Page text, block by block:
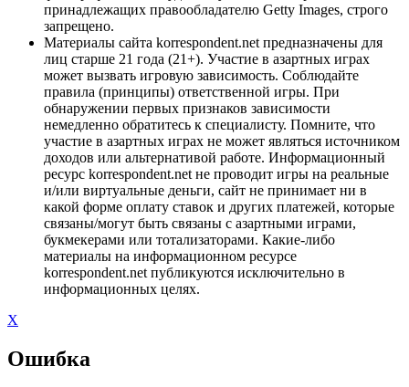
принадлежащих правообладателю Getty Images, строго
запрещено.
Материалы сайта korrespondent.net предназначены для
лиц старше 21 года (21+). Участие в азартных играх
может вызвать игровую зависимость. Соблюдайте
правила (принципы) ответственной игры. При
обнаружении первых признаков зависимости
немедленно обратитесь к специалисту. Помните, что
участие в азартных играх не может являться источником
доходов или альтернативой работе. Информационный
ресурс korrespondent.net не проводит игры на реальные
и/или виртуальные деньги, сайт не принимает ни в
какой форме оплату ставок и других платежей, которые
связаны/могут быть связаны с азартными играми,
букмекерами или тотализаторами. Какие-либо
материалы на информационном ресурсе
korrespondent.net публикуются исключительно в
информационных целях.
X
Ошибка